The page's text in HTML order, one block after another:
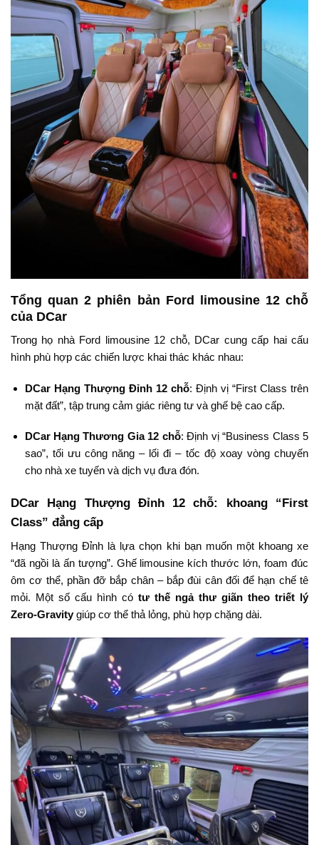
Tổng quan 2 phiên bản Ford limousine 12 chỗ
của DCar
Trong họ nhà Ford limousine 12 chỗ, DCar cung cấp hai cấu
hình phù hợp các chiến lược khai thác khác nhau:
DCar Hạng Thượng Đỉnh 12 chỗ: Định vị “First Class trên
mặt đất”, tập trung cảm giác riêng tư và ghế bệ cao cấp.
DCar Hạng Thương Gia 12 chỗ: Định vị “Business Class 5
sao”, tối ưu công năng – lối đi – tốc độ xoay vòng chuyến
cho nhà xe tuyến và dịch vụ đưa đón.
DCar Hạng Thượng Đỉnh 12 chỗ: khoang “First
Class” đẳng cấp
Hạng Thượng Đỉnh là lựa chọn khi bạn muốn một khoang xe
“đã ngồi là ấn tượng”. Ghế limousine kích thước lớn, foam đúc
ôm cơ thể, phần đỡ bắp chân – bắp đùi cân đối để hạn chế tê
mỏi. Một số cấu hình có tư thế ngả thư giãn theo triết lý
Zero-Gravitygiúp cơ thể thả lỏng, phù hợp chặng dài.